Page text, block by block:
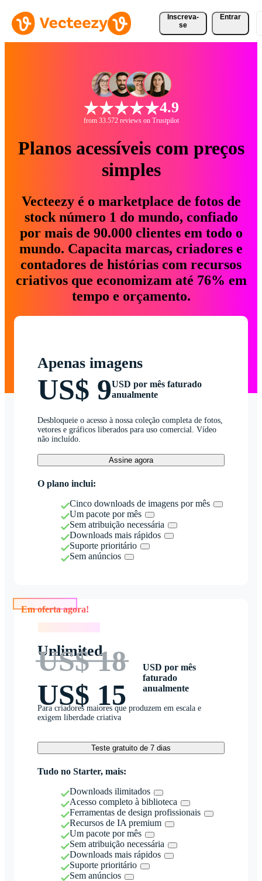
Inscreva-
se
Entrar
4.9
from 33.572 reviews on Trustpilot
Planos acessíveis com preços
simples
Vecteezy é o marketplace de fotos de
stock número 1 do mundo, confiado
por mais de 90.000 clientes em todo o
mundo. Capacita marcas, criadores e
contadores de histórias com recursos
criativos que economizam até 76% em
tempo e orçamento.
Apenas imagens
US$ 9USD por mês faturado
anualmente
Desbloqueie o acesso à nossa coleção completa de fotos,
vetores e gráficos liberados para uso comercial. Vídeo
não incluído.
Assine agora
O plano inclui:
Cinco downloads de imagens por mês
Um pacote por mês
Sem atribuição necessária
Downloads mais rápidos
Suporte prioritário
Sem anúncios
Unlimited
US$ 18
US$ 15
USD por mês
faturado
anualmente
Para criadores maiores que produzem em escala e
exigem liberdade criativa
Teste gratuito de 7 dias
Tudo no Starter, mais:
Downloads ilimitados
Acesso completo à biblioteca
Ferramentas de design profissionais
Recursos de IA premium
Um pacote por mês
Sem atribuição necessária
Downloads mais rápidos
Suporte prioritário
Sem anúncios